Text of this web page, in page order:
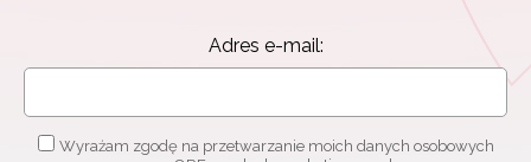
Adres e-mail:
Wyrażam zgodę na przetwarzanie moich danych osobowych